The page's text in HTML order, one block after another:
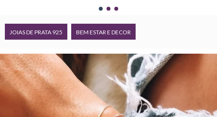
JOIAS DE PRATA 925 BEM ESTAR E DECOR